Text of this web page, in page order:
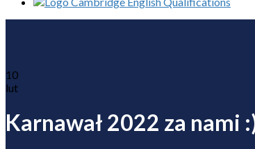
10
lut
Karnawał 2022 za nami